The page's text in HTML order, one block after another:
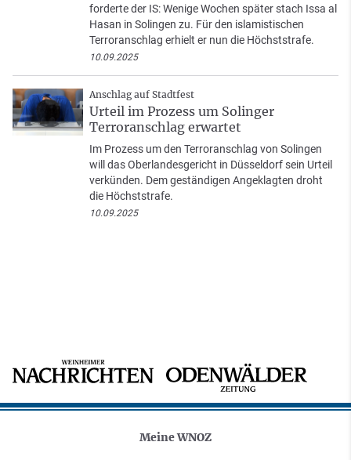
forderte der IS: Wenige Wochen später stach Issa al
Hasan in Solingen zu. Für den islamistischen
Terroranschlag erhielt er nun die Höchststrafe.
10.09.2025
Anschlag auf Stadtfest
Urteil im Prozess um Solinger
Terroranschlag erwartet
Im Prozess um den Terroranschlag von Solingen
will das Oberlandesgericht in Düsseldorf sein Urteil
verkünden. Dem geständigen Angeklagten droht
die Höchststrafe.
10.09.2025
Meine WNOZ